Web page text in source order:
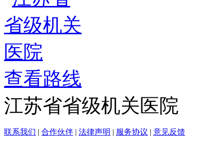
查看路线
江苏省省级机关医院
联系我们 | 合作伙伴 | 法律声明 | 服务协议 | 意见反馈